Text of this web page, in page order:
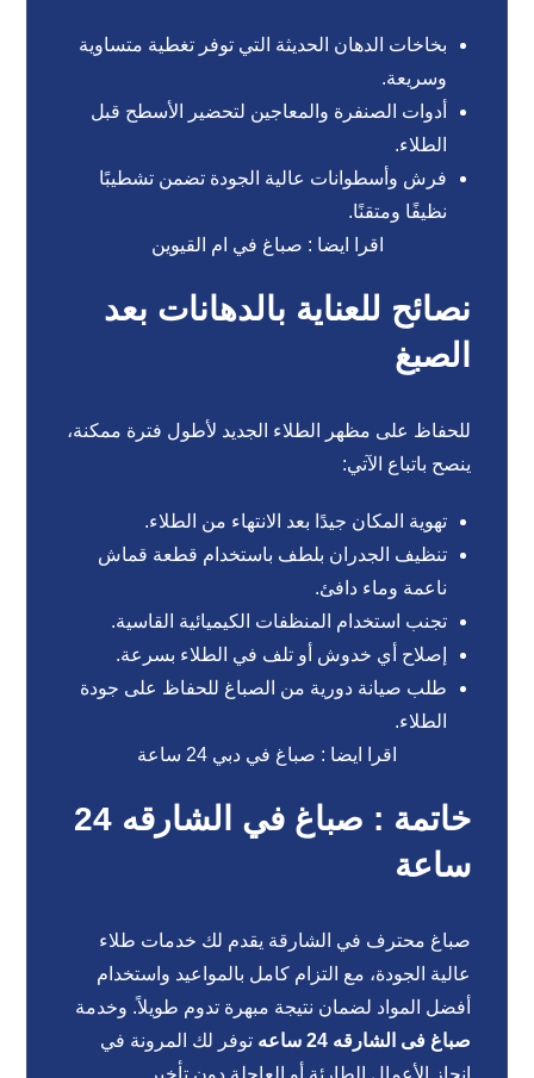
بخاخات الدهان الحديثة التي توفر تغطية متساوية
وسريعة.
أدوات الصنفرة والمعاجين لتحضير الأسطح قبل
الطلاء.
فرش وأسطوانات عالية الجودة تضمن تشطيبًا
نظيفًا ومتقنًا.
اقرا ايضا : صباغ في ام القيوين
نصائح للعناية بالدهانات بعد
الصبغ
للحفاظ على مظهر الطلاء الجديد لأطول فترة ممكنة،
ينصح باتباع الآتي:
تهوية المكان جيدًا بعد الانتهاء من الطلاء.
تنظيف الجدران بلطف باستخدام قطعة قماش
ناعمة وماء دافئ.
تجنب استخدام المنظفات الكيميائية القاسية.
إصلاح أي خدوش أو تلف في الطلاء بسرعة.
طلب صيانة دورية من الصباغ للحفاظ على جودة
الطلاء.
اقرا ايضا : صباغ في دبي 24 ساعة
خاتمة : صباغ في الشارقه 24
ساعة
صباغ محترف في الشارقة يقدم لك خدمات طلاء
عالية الجودة، مع التزام كامل بالمواعيد واستخدام
أفضل المواد لضمان نتيجة مبهرة تدوم طويلاً. وخدمة
صباغ فى الشارقه 24 ساعه
توفر لك المرونة في